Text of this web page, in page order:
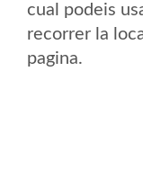
cual podeis
recorrer la
pagina.